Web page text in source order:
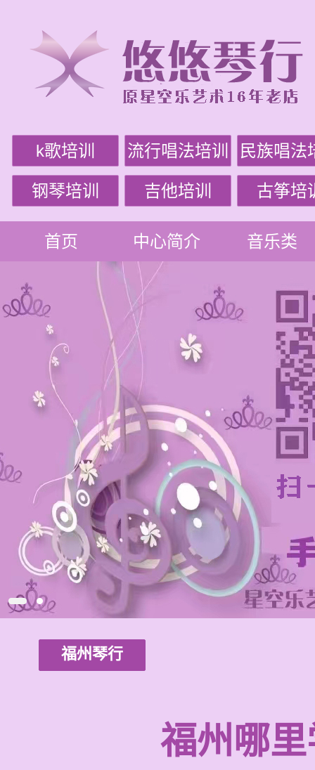
k歌培训 流行唱法培训 民族唱法
钢琴培训 吉他培训 古筝培
首页 中心简介 音乐类
福州琴行
福州哪